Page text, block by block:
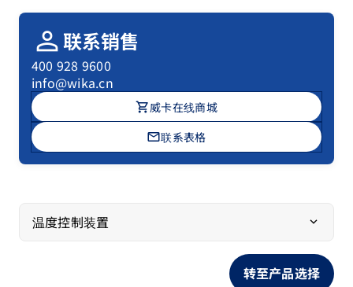
person 联系销售
400 928 9600
info@wika.cn
shopping_cart威卡在线商城
mail联系表格
温度控制装置
转至产品选择